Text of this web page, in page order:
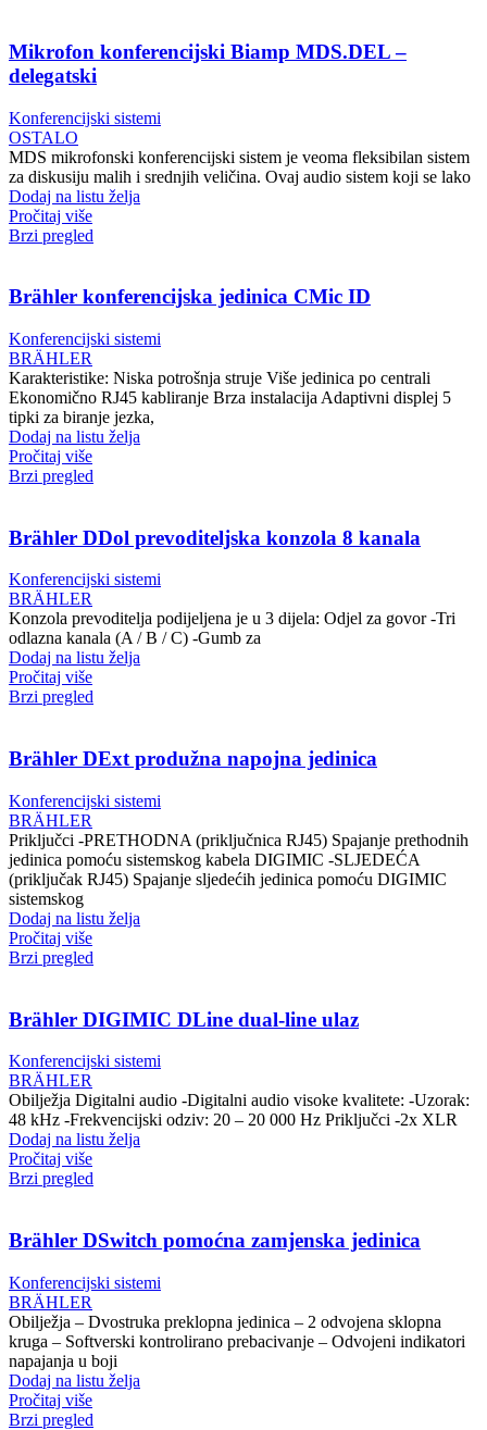
Mikrofon konferencijski Biamp MDS.DEL –
delegatski
Konferencijski sistemi
OSTALO
MDS mikrofonski konferencijski sistem je veoma fleksibilan sistem
za diskusiju malih i srednjih veličina. Ovaj audio sistem koji se lako
Dodaj na listu želja
Pročitaj više
Brzi pregled
Brähler konferencijska jedinica CMic ID
Konferencijski sistemi
BRÄHLER
Karakteristike: Niska potrošnja struje Više jedinica po centrali
Ekonomično RJ45 kabliranje Brza instalacija Adaptivni displej 5
tipki za biranje jezka,
Dodaj na listu želja
Pročitaj više
Brzi pregled
Brähler DDol prevoditeljska konzola 8 kanala
Konferencijski sistemi
BRÄHLER
Konzola prevoditelja podijeljena je u 3 dijela: Odjel za govor -Tri
odlazna kanala (A / B / C) -Gumb za
Dodaj na listu želja
Pročitaj više
Brzi pregled
Brähler DExt produžna napojna jedinica
Konferencijski sistemi
BRÄHLER
Priključci -PRETHODNA (priključnica RJ45) Spajanje prethodnih
jedinica pomoću sistemskog kabela DIGIMIC -SLJEDEĆA
(priključak RJ45) Spajanje sljedećih jedinica pomoću DIGIMIC
sistemskog
Dodaj na listu želja
Pročitaj više
Brzi pregled
Brähler DIGIMIC DLine dual-line ulaz
Konferencijski sistemi
BRÄHLER
Obilježja Digitalni audio -Digitalni audio visoke kvalitete: -Uzorak:
48 kHz -Frekvencijski odziv: 20 – 20 000 Hz Priključci -2x XLR
Dodaj na listu želja
Pročitaj više
Brzi pregled
Brähler DSwitch pomoćna zamjenska jedinica
Konferencijski sistemi
BRÄHLER
Obilježja – Dvostruka preklopna jedinica – 2 odvojena sklopna
kruga – Softverski kontrolirano prebacivanje – Odvojeni indikatori
napajanja u boji
Dodaj na listu želja
Pročitaj više
Brzi pregled